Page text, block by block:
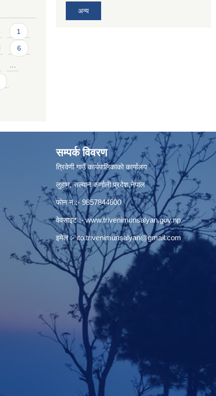
1
6
…
अन्य
सम्पर्क विवरण
त्रिवेणी गाउँ कार्यपालिकाकाे कार्यालय
लुहाम, सल्यान कर्णाली प्रदेश,नेपाल
फाेन नं.:- 9857844600
वेवसाइट :-www.trivenimunsalyan.gov.np
इमेल :-ito.trivenimunsalyan@gmail.com